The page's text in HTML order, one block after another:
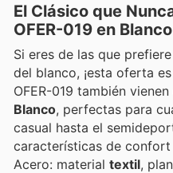
El Clásico que
OFER-019 en
Si eres de las que
del blanco, ¡esta oferta
OFER-019 también
Blanco, perfectas para
casual hasta el
características de
Acero: material textil,